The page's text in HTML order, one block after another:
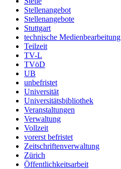
Stellenangebot
Stellenangebote
Stuttgart
technische Medienbearbeitung
Teilzeit
TV-L
TVöD
UB
unbefristet
Universität
Universitätsbibliothek
Veranstaltungen
Verwaltung
Vollzeit
vorerst befristet
Zeitschriftenverwaltung
Zürich
Öffentlichkeitsarbeit